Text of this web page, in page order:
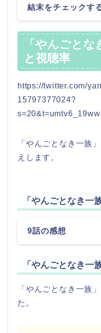
結末をチェックす
「やんごと
と視聴率
https://twitter.com/
15797377024?
「やんごとなき一族
えします。
「やんごとなき一
9話の感想
「やんごとなき一
「やんごとなき一族
た。